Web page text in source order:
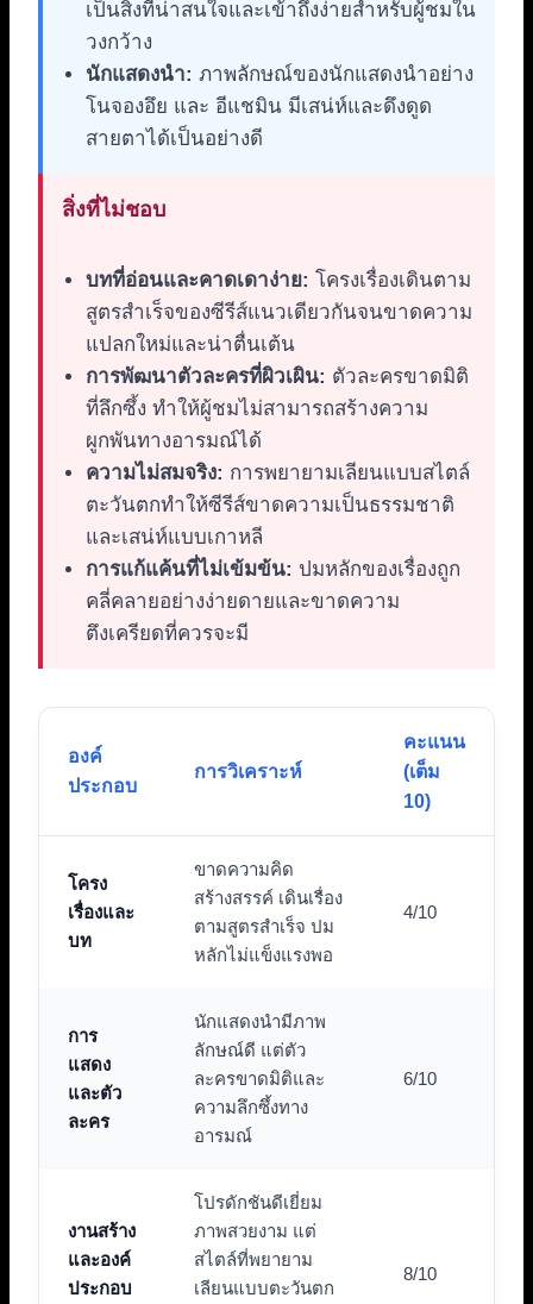
เป็นสิ่งที่น่าสนใจและเข้าถึงง่ายสำหรับผู้ชมใน
วงกว้าง
นักแสดงนำ: ภาพลักษณ์ของนักแสดงนำอย่าง
โนจองอึย และ อีแชมิน มีเสน่ห์และดึงดูด
สายตาได้เป็นอย่างดี
สิ่งที่ไม่ชอบ
บทที่อ่อนและคาดเดาง่าย: โครงเรื่องเดินตาม
สูตรสำเร็จของซีรีส์แนวเดียวกันจนขาดความ
แปลกใหม่และน่าตื่นเต้น
การพัฒนาตัวละครที่ผิวเผิน: ตัวละครขาดมิติ
ที่ลึกซึ้ง ทำให้ผู้ชมไม่สามารถสร้างความ
ผูกพันทางอารมณ์ได้
ความไม่สมจริง: การพยายามเลียนแบบสไตล์
ตะวันตกทำให้ซีรีส์ขาดความเป็นธรรมชาติ
และเสน่ห์แบบเกาหลี
การแก้แค้นที่ไม่เข้มข้น: ปมหลักของเรื่องถูก
คลี่คลายอย่างง่ายดายและขาดความ
ตึงเครียดที่ควรจะมี
องค์
ประกอบ
การวิเคราะห์
คะแนน
(เต็ม
10)
โครง
เรื่องและ
บท
ขาดความคิด
สร้างสรรค์ เดินเรื่อง
ตามสูตรสำเร็จ ปม
หลักไม่แข็งแรงพอ
4/10
การ
แสดง
และตัว
ละคร
นักแสดงนำมีภาพ
ลักษณ์ดี แต่ตัว
ละครขาดมิติและ
ความลึกซึ้งทาง
อารมณ์
6/10
งานสร้าง
และองค์
ประกอบ
โปรดักชันดีเยี่ยม
ภาพสวยงาม แต่
สไตล์ที่พยายาม
เลียนแบบตะวันตก
8/10